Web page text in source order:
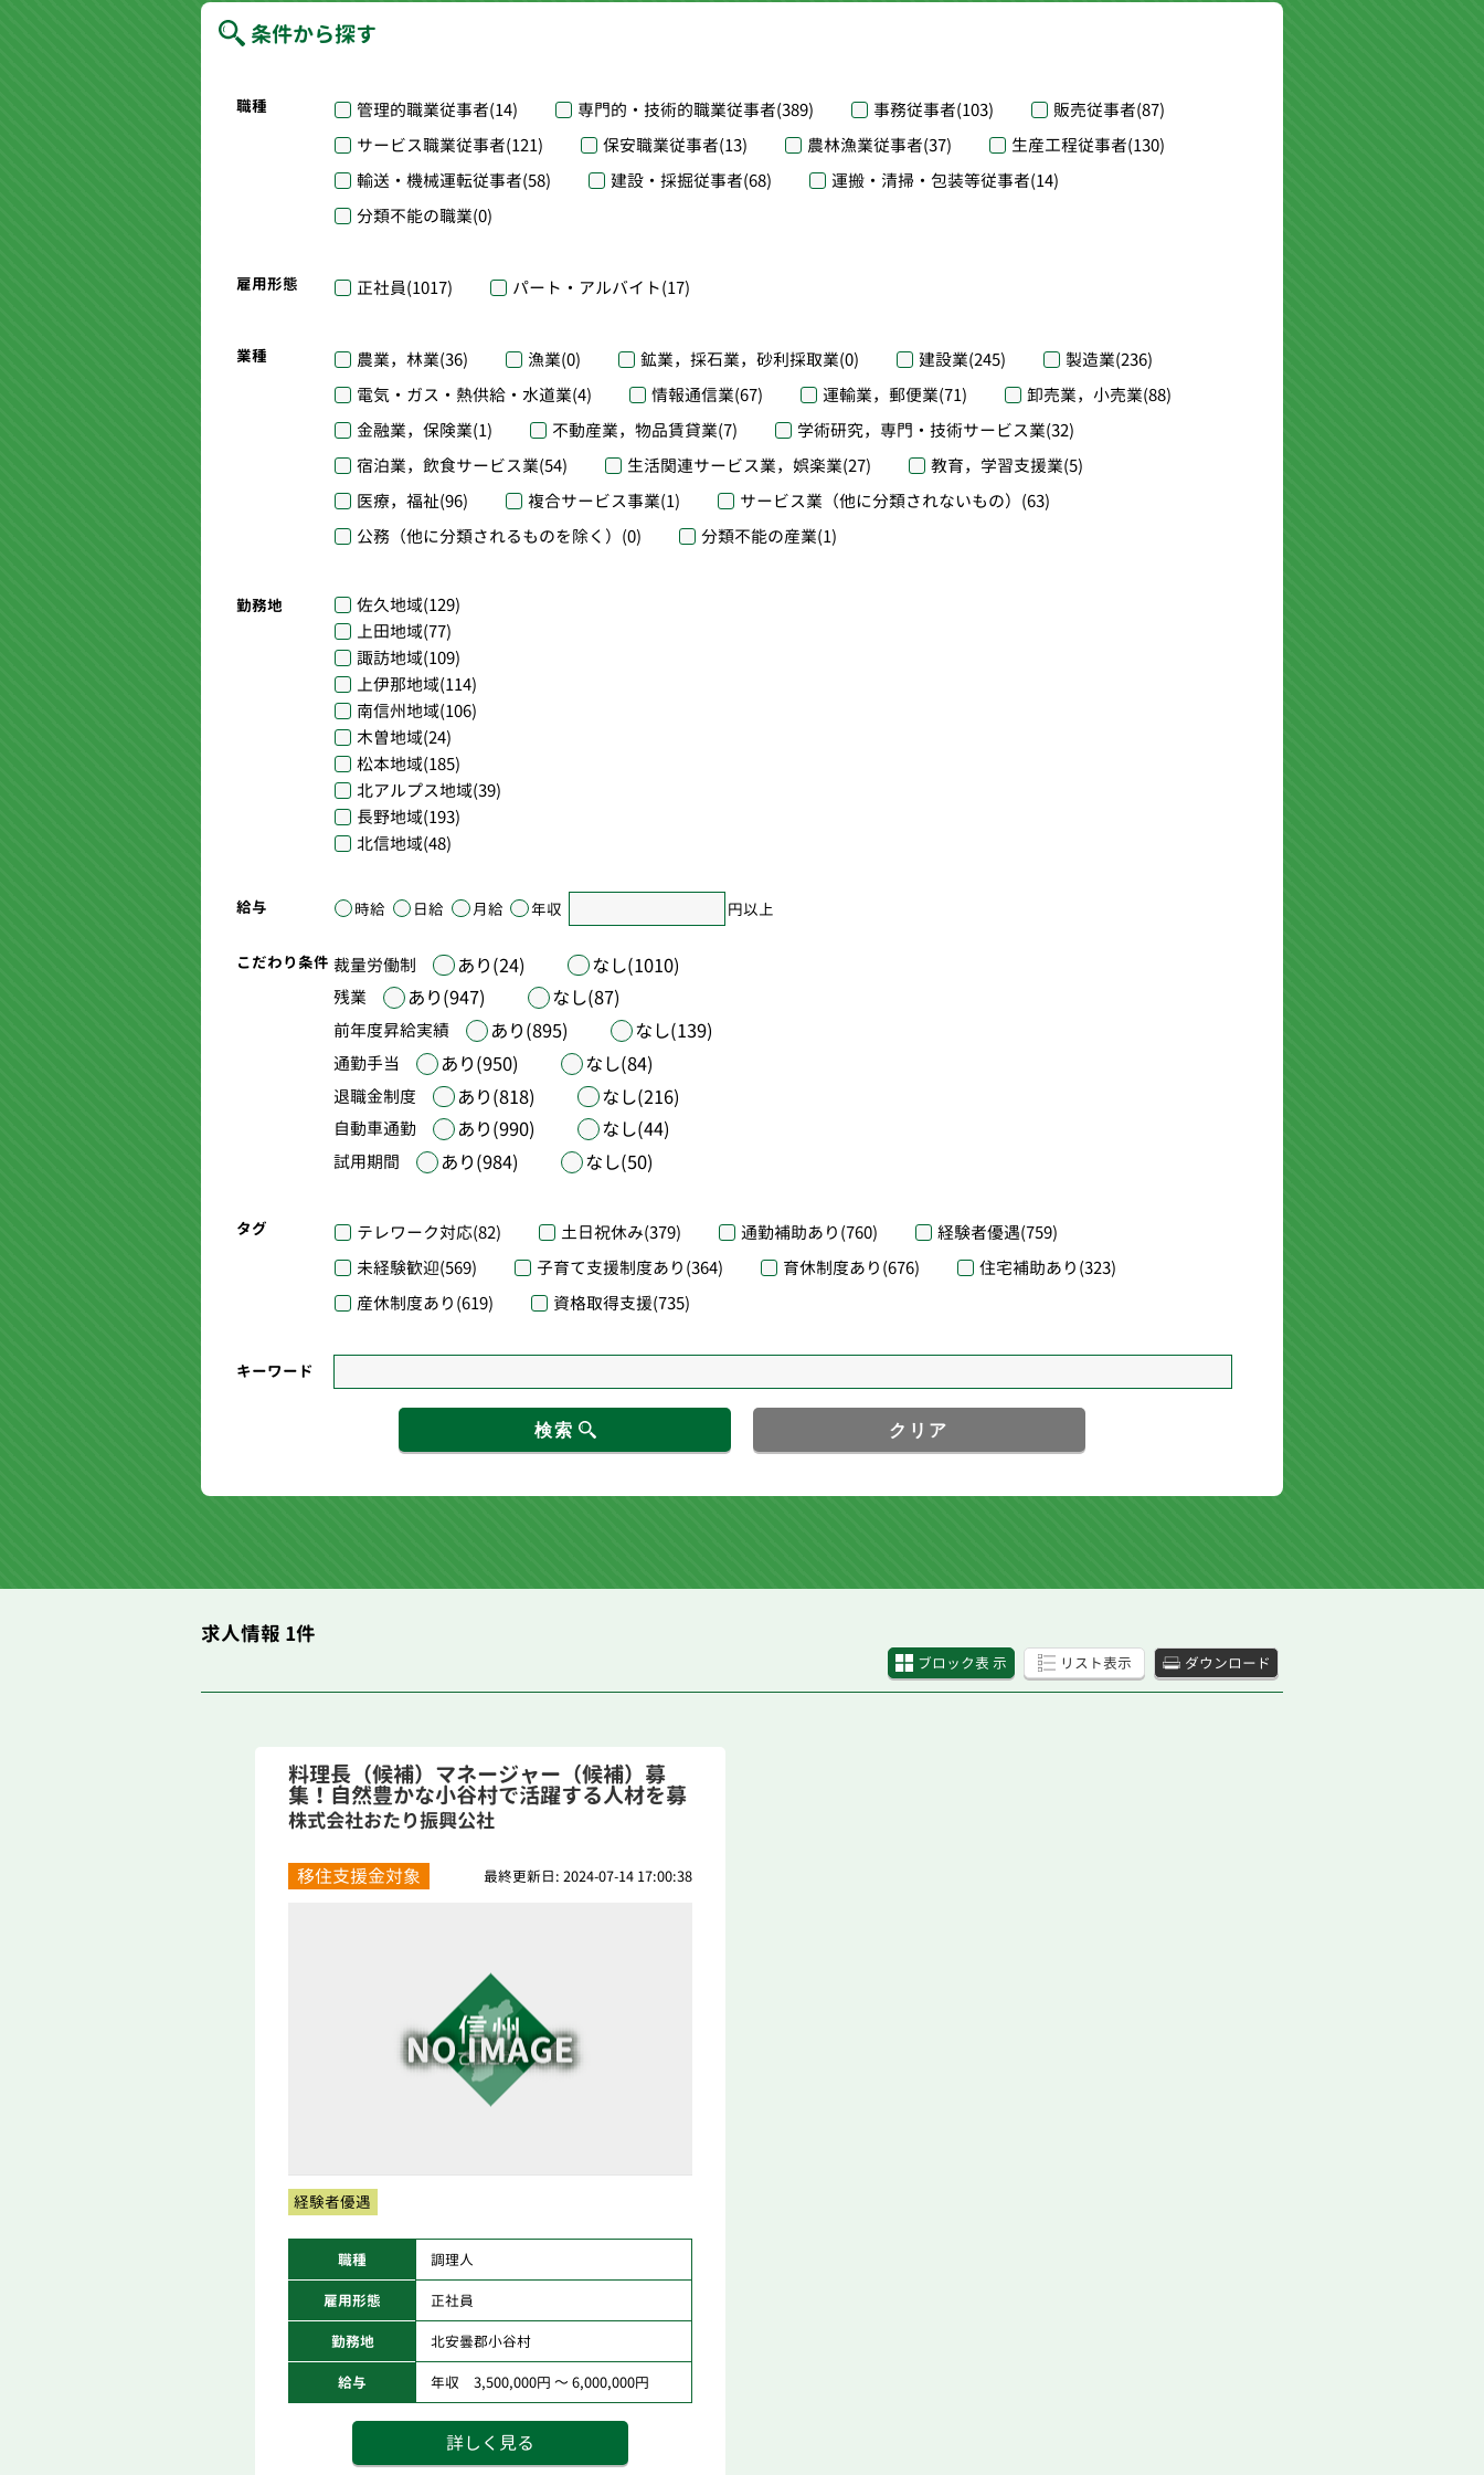
条件から探す
職種 管理的職業従事者(14) 専門的・技術的職業従事者(389) 事務従事者(103) 販売従事者(87)
サービス職業従事者(121) 保安職業従事者(13) 農林漁業従事者(37) 生産工程従事者(130)
輸送・機械運転従事者(58) 建設・採掘従事者(68) 運搬・清掃・包装等従事者(14)
分類不能の職業(0)
雇用形態 正社員(1017) パート・アルバイト(17)
業種 農業，林業(36) 漁業(0) 鉱業，採石業，砂利採取業(0) 建設業(245) 製造業(236)
電気・ガス・熱供給・水道業(4) 情報通信業(67) 運輸業，郵便業(71) 卸売業，小売業(88)
金融業，保険業(1) 不動産業，物品賃貸業(7) 学術研究，専門・技術サービス業(32)
宿泊業，飲食サービス業(54) 生活関連サービス業，娯楽業(27) 教育，学習支援業(5)
医療，福祉(96) 複合サービス事業(1) サービス業（他に分類されないもの） (63)
公務（他に分類されるものを除く） (0) 分類不能の産業(1)
勤務地 佐久地域(129)
上田地域(77)
諏訪地域(109)
上伊那地域(114)
南信州地域(106)
木曽地域(24)
松本地域(185)
北アルプス地域(39)
長野地域(193)
北信地域(48)
給与 時給 日給 月給 年収 円以上
こだわり条件 裁量労働制 あり(24) なし(1010)
残業 あり(947) なし(87)
前年度昇給実績 あり(895) なし(139)
通勤手当 あり(950) なし(84)
退職金制度 あり(818) なし(216)
自動車通勤 あり(990) なし(44)
試用期間 あり(984) なし(50)
タグ テレワーク対応(82) 土日祝休み(379) 通勤補助あり(760) 経験者優遇(759)
未経験歓迎(569) 子育て支援制度あり(364) 育休制度あり(676) 住宅補助あり(323)
産休制度あり(619) 資格取得支援(735)
キーワード
検索 クリア
求人情報 1件
ブロック表 示 リスト表示 ダウンロード
料理長（候補）マネージャー（候補）募
集！自然豊かな小谷村で活躍する人材を募
集中...
株式会社おたり振興公社
移住支援金対象 最終更新日: 2024-07-14 17:00:38
経験者優遇
職種 調理人
雇用形態 正社員
勤務地 北安曇郡小谷村
給与 年収 3,500,000円 ～ 6,000,000円
詳しく見る